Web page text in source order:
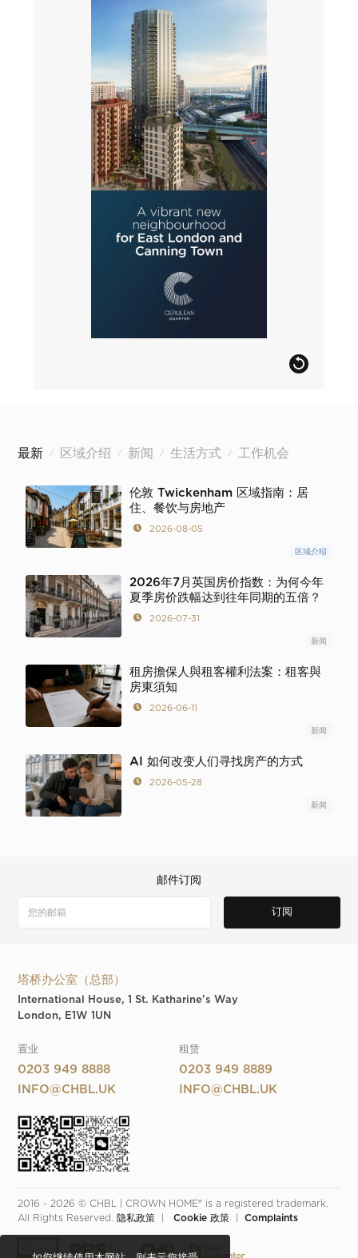
最新 / 区域介绍 / 新闻 / 生活方式 / 工作机会
伦敦 Twickenham 区域指南：居
住、餐饮与房地产
2026-08-05
区域介绍
2026年7月英国房价指数：为何今年
夏季房价跌幅达到往年同期的五倍？
2026-07-31
新闻
租房擔保人與租客權利法案：租客與
房東須知
2026-06-11
新闻
AI 如何改变人们寻找房产的方式
2026-05-28
新闻
邮件订阅
塔桥办公室（总部）
International House, 1 St. Katharine's Way
London, E1W 1UN
置业
0203 949 8888
INFO@CHBL.UK
租赁
0203 949 8889
INFO@CHBL.UK
2016 - 2026 © CHBL | CROWN HOME® is a registered trademark.
All Rights Reserved. 隐私政策 Cookie 政策
  |
Complaints